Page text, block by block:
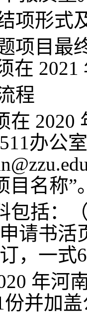
项形式
项目最
在
程
在 2020
办公
目名称”
包括：
请书活
，一式
年
份并加